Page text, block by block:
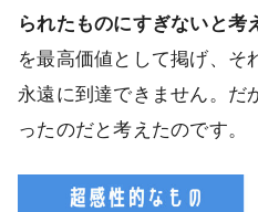
られたものにすぎないと考
を最高価値として掲げ、そ
永遠に到達できません。だ
ったのだと考えたのです。